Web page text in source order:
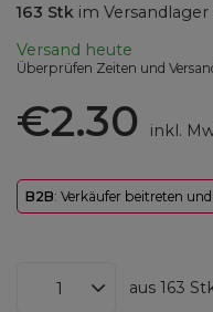
163 Stk im Versandlager
Versand heute
Überprüfen Zeiten und
€2.30 inkl.
B2B: Verkäufer beitreten und
aus 163